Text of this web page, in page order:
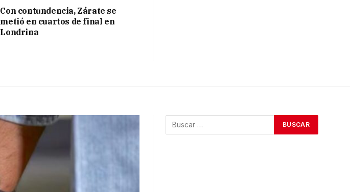
Con contundencia, Zárate se
metió en cuartos de final en
Londrina